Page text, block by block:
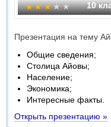
10
Презентация на тему
Общие сведения;
Столица Айовы;
Население;
Экономика;
Интересные факты.
Открыть презентацию »